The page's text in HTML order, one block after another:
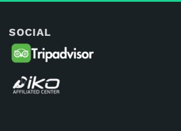
SOCIAL